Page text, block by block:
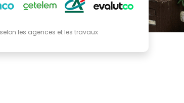
les agences et les travaux